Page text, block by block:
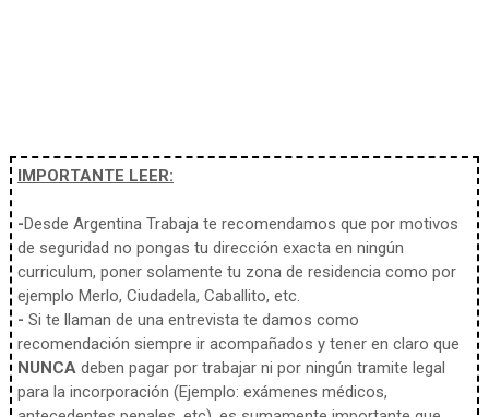
IMPORTANTE LEER:
-Desde Argentina Trabaja te recomendamos que por motivos
de seguridad no pongas tu dirección exacta en ningún
curriculum, poner solamente tu zona de residencia como por
ejemplo Merlo, Ciudadela, Caballito, etc.
- Si te llaman de una entrevista te damos como
recomendación siempre ir acompañados y tener en claro que
NUNCAdeben pagar por trabajar ni por ningún tramite legal
para la incorporación (Ejemplo: exámenes médicos,